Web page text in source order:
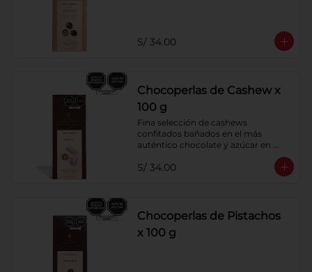
S/ 34.00
Chocoperlas de Cashew x
100 g
Fina selección de cashews
confitados bañados en el más
auténtico chocolate y azúcar en
polvo. Elaborados artesanalmente.
S/ 34.00
Chocoperlas de Pistachos
x 100 g